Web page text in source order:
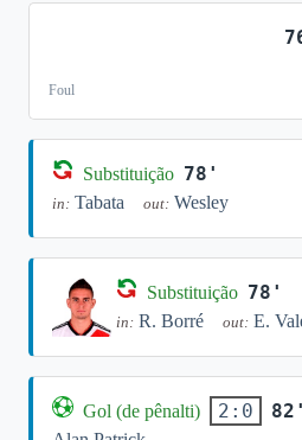
Foul
Substituição 78'
in: Tabata out: Wesley
Substituição 78'
in: R. Borré out: E.
Gol (de pênalti) 2:0 82'